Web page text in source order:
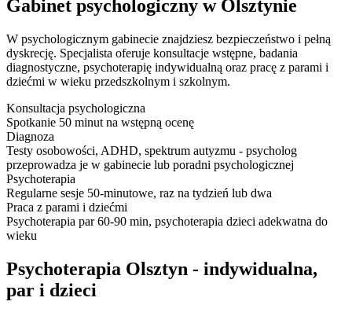
Gabinet psychologiczny w Olsztynie
W psychologicznym gabinecie znajdziesz bezpieczeństwo i pełną
dyskrecję. Specjalista oferuje konsultacje wstępne, badania
diagnostyczne, psychoterapię indywidualną oraz pracę z parami i
dziećmi w wieku przedszkolnym i szkolnym.
Konsultacja psychologiczna
Spotkanie 50 minut na wstępną ocenę
Diagnoza
Testy osobowości, ADHD, spektrum autyzmu - psycholog
przeprowadza je w gabinecie lub poradni psychologicznej
Psychoterapia
Regularne sesje 50-minutowe, raz na tydzień lub dwa
Praca z parami i dziećmi
Psychoterapia par 60-90 min, psychoterapia dzieci adekwatna do
wieku
Psychoterapia Olsztyn - indywidualna,
par i dzieci